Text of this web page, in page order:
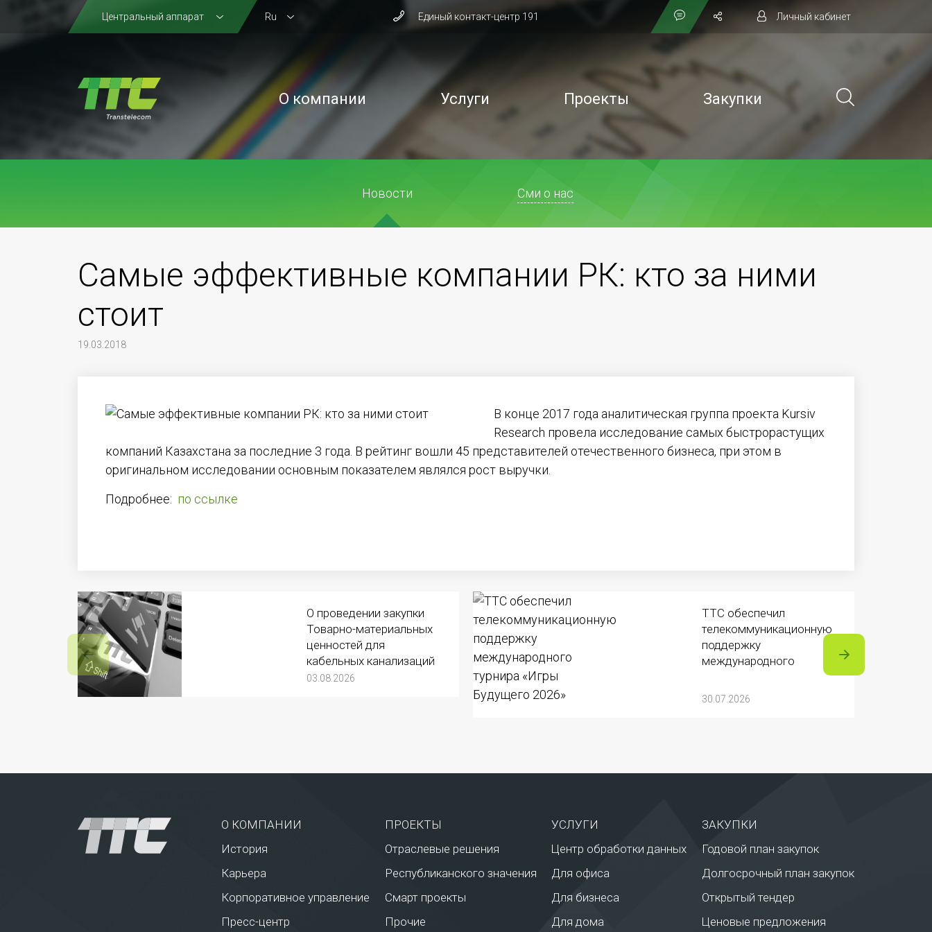
Центральный аппарат Ru Единый контакт-центр 191 Личный кабинет
О компании Услуги Проекты Закупки
Новости Сми о нас
Самые эффективные компании РК: кто за ними
стоит
19.03.2018
В конце 2017 года аналитическая группа проекта Kursiv
Research провела исследование самых быстрорастущих
компаний Казахстана за последние 3 года. В рейтинг вошли 45 представителей отечественного бизнеса, при этом в
оригинальном исследовании основным показателем являлся рост выручки.
Подробнее: по ссылке
О проведении закупки
Товарно-материальных
ценностей для
кабельных канализаций
03.08.2026
ТТС обеспечил
телекоммуникационную
поддержку
международного
Будущего 2026»
30.07.2026
О КОМПАНИИ
История
Карьера
Корпоративное управление
Пресс-центр
ПРОЕКТЫ
Отраслевые решения
Республиканского значения
Смарт проекты
Прочие
УСЛУГИ
Центр обработки данных
Для офиса
Для бизнеса
Для дома
ЗАКУПКИ
Годовой план закупок
Долгосрочный план закупок
Открытый тендер
Ценовые предложения